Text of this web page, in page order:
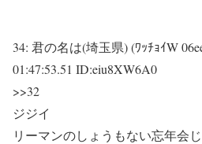
34: 君の名は(埼玉県) (ﾜｯﾁｮｲW
01:47:53.51 ID:eiu8XW6A0
>>32
ジジイ
リーマンのしょうもない忘年会